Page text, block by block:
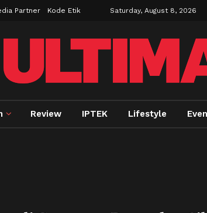
Partner Kode Etik Saturday, August 8, 2026
Review IPTEK Lifestyle